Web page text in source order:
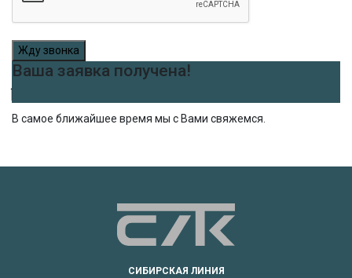
Жду звонка
Ваша заявка получена!
В самое ближайшее время мы с Вами свяжемся.
СИБИРСКАЯ ЛИНИЯ